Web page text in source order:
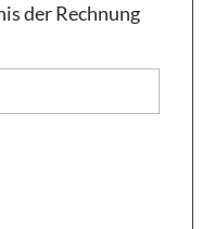
der Rechnung